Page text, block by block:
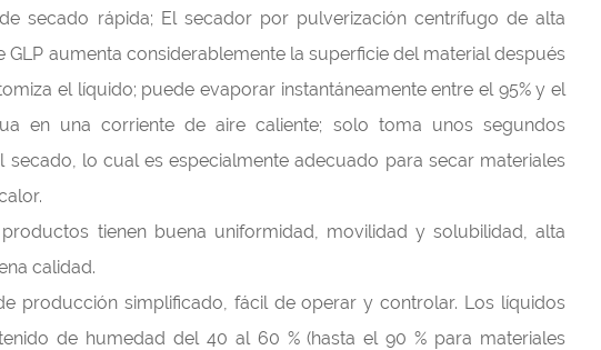
de secado rápida; El secador por pulverización centrífugo de alta
GLP aumenta considerablemente la superficie del material después
el líquido; puede evaporar instantáneamente entre el 95% y el
en una corriente de aire caliente; solo toma unos segundos
secado, lo cual es especialmente adecuado para secar materiales
tienen buena uniformidad, movilidad y solubilidad, alta
calidad.
producción simplificado, fácil de operar y controlar. Los líquidos
de humedad del 40 al 60 % (hasta el 90 % para materiales